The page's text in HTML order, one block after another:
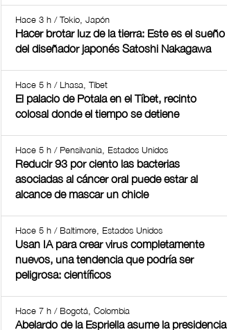
Hace 3 h / Tokio, Japón
Hacer brotar luz de la tierra: Este es el sueño
del diseñador japonés Satoshi Nakagawa
Hace 5 h / Lhasa, Tíbet
El palacio de Potala en el Tíbet, recinto
colosal donde el tiempo se detiene
Hace 5 h / Pensilvania, Estados Unidos
Reducir 93 por ciento las bacterias
asociadas al cáncer oral puede estar al
alcance de mascar un chicle
Hace 5 h / Baltimore, Estados Unidos
Usan IA para crear virus completamente
nuevos, una tendencia que podría ser
peligrosa: científicos
Hace 7 h / Bogotá, Colombia
Abelardo de la Espriella asume la presidencia